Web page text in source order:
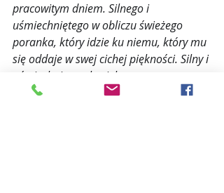
pracowitym dniem. Silnego i
uśmiechniętego w obliczu świeżego
poranka, który idzie ku niemu, który mu
się oddaje w swej cichej piękności. Silny i
uśmiechnięty człowiek.
O życie, kocham cię! Kocham Cię takie,